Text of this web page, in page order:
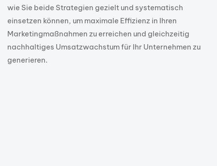
wie Sie beide Strategien gezielt und systematisch
einsetzen können, um maximale Effizienz in Ihren
Marketingmaßnahmen zu erreichen und gleichzeitig
nachhaltiges Umsatzwachstum für Ihr Unternehmen zu
generieren.